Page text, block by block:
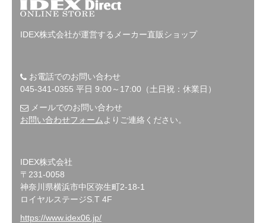
IDEX株式会社が運営するメーカー直販ショップ
お電話でのお問い合わせ
045-341-0355 平日 9:00～17:00（土日祝：休業日）
メールでのお問い合わせ
お問い合わせフォーム よりご連絡ください。
IDEX株式会社
〒231-0058
神奈川県横浜市中区弥生町2-18-1
ロイヤルステージS.T 4F
https://www.idex06.jp/